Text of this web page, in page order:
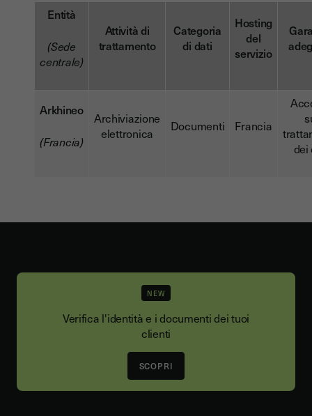
Entità
(Sede
centrale)
Attività di
trattamento
Categoria
di dati
Hosting
del
servizio
Arkhineo
(Francia)
Archiviazione
elettronica
Documenti Francia
dei
NEW
Verifica l'identità e i documenti dei tuoi
clienti
SCOPRI